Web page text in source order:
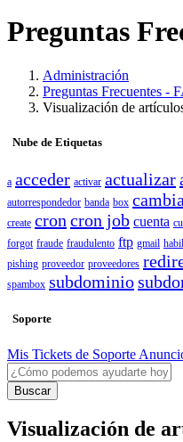
Preguntas
Administración
Preguntas Frecuentes -
Visualización de
Nube de Etiquetas
a acceder activar actualizar
autorrespondedor banda box
create cron cron job cuenta
forgot fraude fraudulento ftp gmail
pishing proveedor proveedores
spambox subdominio
Soporte
Mis Tickets de Soporte
Buscar
Visualización de